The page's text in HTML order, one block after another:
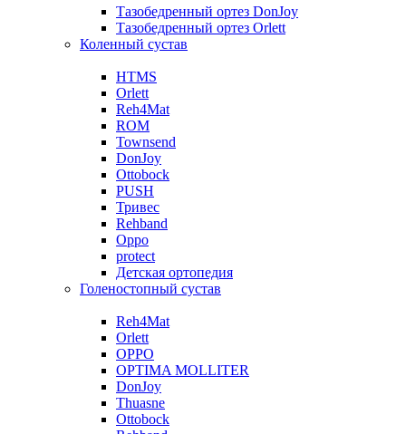
Тазобедренный ортез DonJoy
Тазобедренный ортез Orlett
Коленный сустав
HTMS
Orlett
Reh4Mat
ROM
Townsend
DonJoy
Ottobock
PUSH
Тривес
Rehband
Oppo
protect
Детская ортопедия
Голеностопный сустав
Reh4Mat
Orlett
OPPO
OPTIMA MOLLITER
DonJoy
Thuasne
Ottobock